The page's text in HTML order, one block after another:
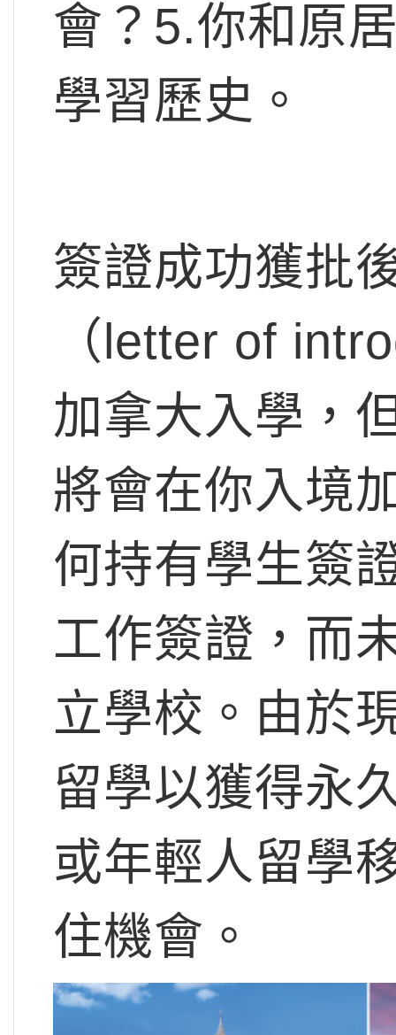
會？5.你和原
學習歷史。
簽證成功獲批
（letter of
加拿大入學，
將會在你入境
何持有學生簽
工作簽證，而
立學校。由於
留學以獲得永
或年輕人留學
住機會。